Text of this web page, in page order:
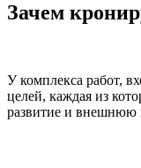
Зачем
У комплекса работ,
целей, каждая из
развитие и внешнюю